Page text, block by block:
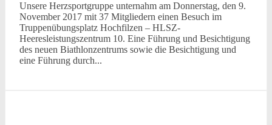
Unsere Herzsportgruppe unternahm am Donnerstag, den 9.
November 2017 mit 37 Mitgliedern einen Besuch im
Truppenübungsplatz Hochfilzen – HLSZ-
Heeresleistungszentrum 10. Eine Führung und Besichtigung
des neuen Biathlonzentrums sowie die Besichtigung und
eine Führung durch...